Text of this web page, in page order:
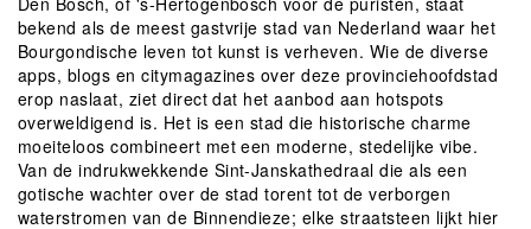
Winkelgebieden
Parkeren
Bezienswaardigheden
Musea, theaters & podia
Uitjes & activiteiten
bekend als de meest gastvrije stad van Nederland waar het
Bourgondische leven tot kunst is verheven. Wie de diverse
apps, blogs en citymagazines over deze provinciehoofdstad
erop naslaat, ziet direct dat het aanbod aan hotspots
overweldigend is. Het is een stad die historische charme
moeiteloos combineert met een moderne, stedelijke vibe.
Van de indrukwekkende Sint-Janskathedraal die als een
gotische wachter over de stad torent tot de verborgen
waterstromen van de Binnendieze; elke straatsteen lijkt hier